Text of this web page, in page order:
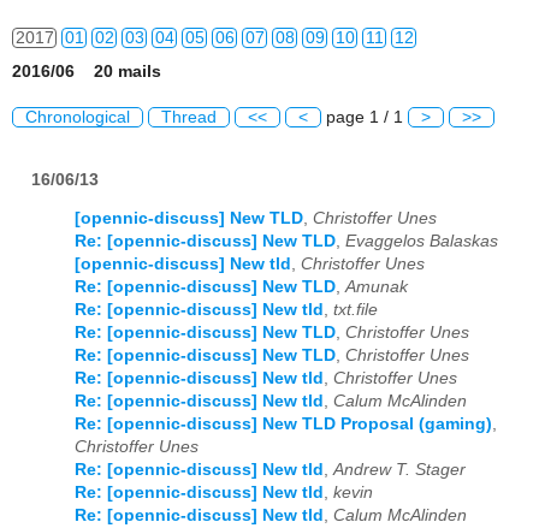
2017 01 02 03 04 05 06 07 08 09 10 11 12
2020 01 02
01 02 04 05 06 07 09 10 12
01 02 03 04 05 06 07 08 09 10 11 12
01 02 03 04 05 06 07 08 09 10 11 12
01 02 03 04 05 06 07 08 09 10 11 12
01 02 03 04 05 06 07 08 09 10 11 12
01 02 03 04 05 06 07 08 09 10 11 12
2016/06 20 mails
Chronological Thread << < page 1 / 1 > >>
16/06/13
[opennic-discuss] New TLD, Christoffer Unes
Re: [opennic-discuss] New TLD, Evaggelos Balaskas
[opennic-discuss] New tld , Christoffer Unes
Re: [opennic-discuss] New TLD,Amunak
Re: [opennic-discuss] New tld , txt.file
Re: [opennic-discuss] New TLD, Christoffer Unes
Re: [opennic-discuss] New TLD, Christoffer Unes
Re: [opennic-discuss] New tld , Christoffer Unes
Re: [opennic-discuss] New tld , Calum McAlinden
Re: [opennic-discuss] New TLD Proposal (gaming),
Christoffer Unes
Re: [opennic-discuss] New tld ,Andrew T. Stager
Re: [opennic-discuss] New tld , kevin
Re: [opennic-discuss] New tld , Calum McAlinden